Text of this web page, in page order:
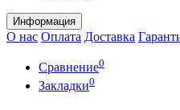
Информация
О нас Оплата Доставка
Сравнение0
Закладки0